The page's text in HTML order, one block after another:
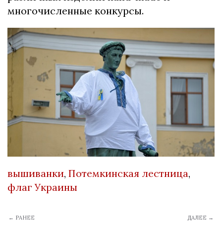
многочисленные конкурсы.
вышиванки, Потемкинская лестница,
флаг Украины
← РАНЕЕ ДАЛЕЕ →